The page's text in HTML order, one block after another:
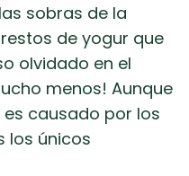
sobras de la
de yogur que
olvidado en el
menos! Aunque
causado por los
los únicos